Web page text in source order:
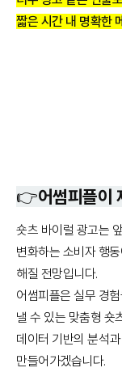
짧은 시간 내 명확한
👉어썸피플이
숏츠 바이럴 광고는
변화하는 소비자 행
해질 전망입니다.
어썸피플은 실무 경
낼 수 있는 맞춤형 숏
데이터 기반의 분석
만들어가겠습니다.